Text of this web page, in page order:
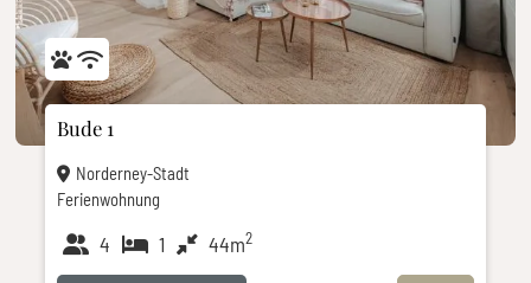
Bude 1
Norderney-Stadt
Ferienwohnung
4 1 44m2